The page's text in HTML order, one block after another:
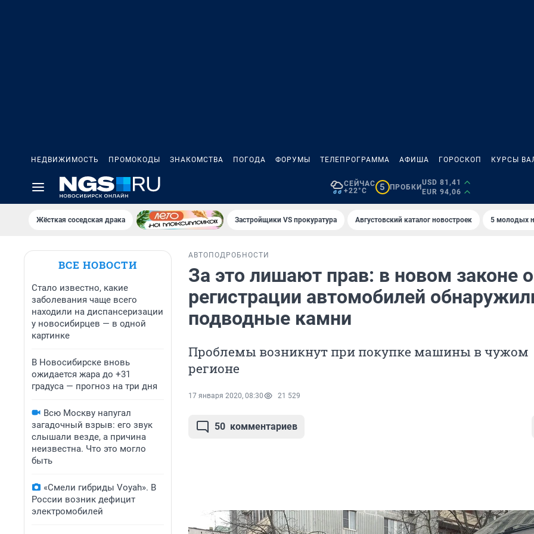
НЕДВИЖИМОСТЬ ПРОМОКОДЫ ЗНАКОМСТВА ПОГОДА ФОРУМЫ ТЕЛЕПРОГРАММА АФИША ГОРОСКОП КУРСЫ
СЕЙЧАС
+22°C
5 ПРОБКИ
USD 81,41
EUR 94,06
Жёсткая соседская драка Застройщики VS прокуратура Августовский каталог новостроек 5 молодых
ВСЕ НОВОСТИ
Стало известно, какие
заболевания чаще всего
находили на диспансеризации
у новосибирцев — в одной
картинке
В Новосибирске вновь
ожидается жара до +31
градуса — прогноз на три дня
Всю Москву напугал
загадочный взрыв: его звук
слышали везде, а причина
неизвестна. Что это могло
быть
«Смели гибриды Voyah». В
России возник дефицит
электромобилей
АВТО ПОДРОБНОСТИ
За это лишают прав: в новом законе о
регистрации автомобилей
подводные камни
Проблемы возникнут при покупке машины в чужом
регионе
17 января 2020, 08:30 21 529
50 комментариев